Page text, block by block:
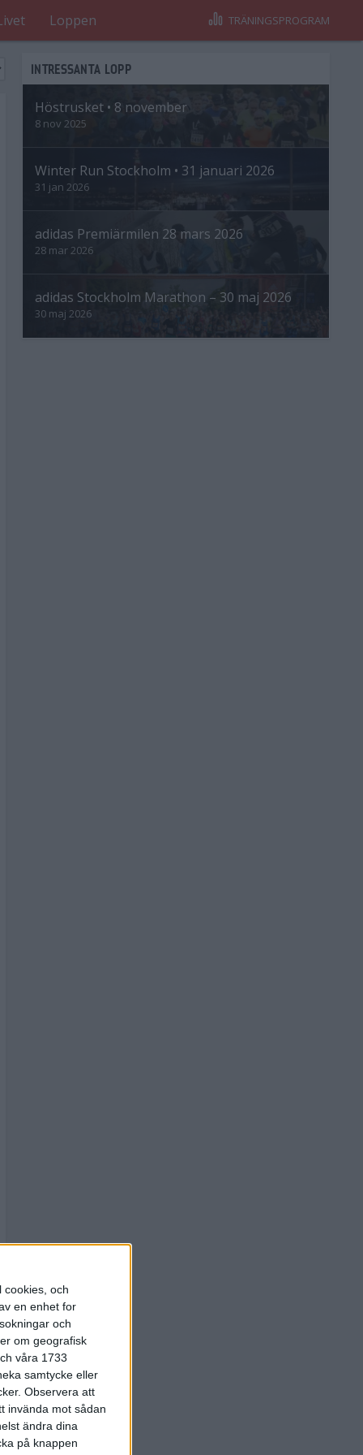
cookies, och
en enhet for
och
om geografisk
våra 1733
samtycke eller
Observera att
invända mot sådan
ändra dina
på knappen
Loppen TRÄNINGSPROGRAM
INTRESSANTA LOPP
Höstrusket • 8 november
8 nov 2025
Winter Run Stockholm • 31 januari 2026
31 jan 2026
adidas Premiärmilen 28 mars 2026
28 mar 2026
adidas Stockholm Marathon – 30 maj 2026
30 maj 2026